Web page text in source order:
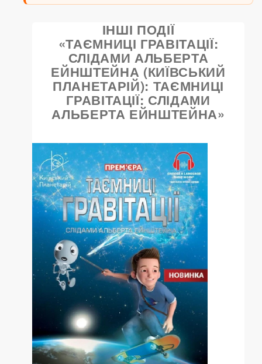
ІНШІ ПОДІЇ
«ТАЄМНИЦІ ГРАВІТАЦІЇ:
СЛІДАМИ АЛЬБЕРТА
ЕЙНШТЕЙНА (КИЇВСЬКИЙ
ПЛАНЕТАРІЙ): ТАЄМНИЦІ
ГРАВІТАЦІЇ: СЛІДАМИ
АЛЬБЕРТА ЕЙНШТЕЙНА»